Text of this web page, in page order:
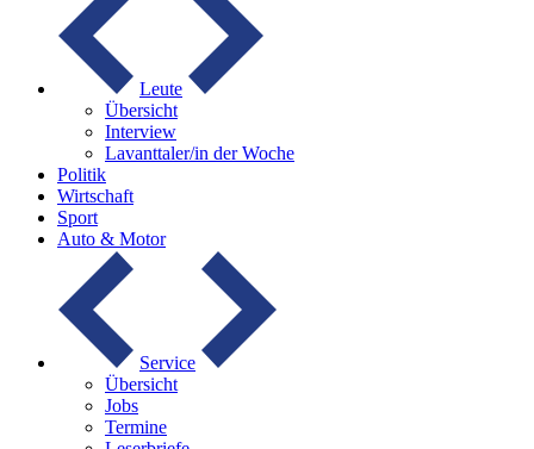
Leute
Übersicht
Interview
Lavanttaler/in der Woche
Politik
Wirtschaft
Sport
Auto & Motor
Service
Übersicht
Jobs
Termine